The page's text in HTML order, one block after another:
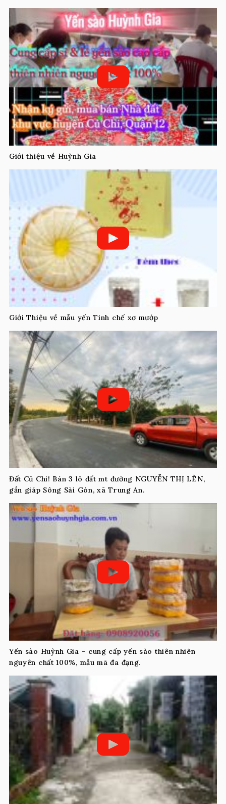
Giới thiệu về Huỳnh Gia
Giới Thiệu về mẫu yến Tinh chế xơ mướp
Đất Củ Chi! Bán 3 lô đất mt đường NGUYỄN THỊ LÈN,
gần giáp Sông Sài Gòn, xã Trung An.
Yến sào Huỳnh Gia – cung cấp yến sào thiên nhiên
nguyên chất 100%, mẫu mã đa đạng.